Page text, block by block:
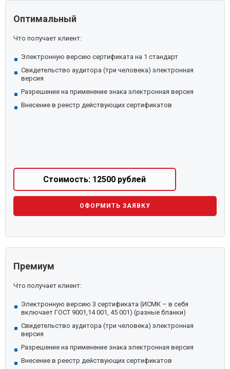
Оптимальный
Что получает клиент:
Электронную версию сертификата на 1 стандарт
Свидетельство аудитора (три человека) электронная
версия
Разрешение на применение знака электронная версия
Внесение в реестр действующих сертификатов
Стоимость: 12500 рублей
ОФОРМИТЬ ЗАЯВКУ
Премиум
Что получает клиент:
Электронную версию 3 сертификата (ИСМК – в себя
включает ГОСТ 9001,14 001, 45 001) (разные бланки)
Свидетельство аудитора (три человека) электронная
версия
Разрешение на применение знака электронная версия
Внесение в реестр действующих сертификатов